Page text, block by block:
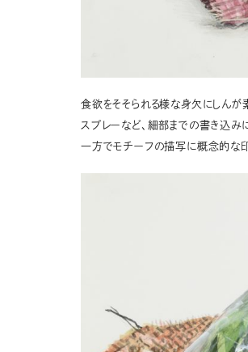
食欲をそそられる様な身欠にしんが
スプレーなど、細部までの書き込み
一方でモチーフの描写に概念的な